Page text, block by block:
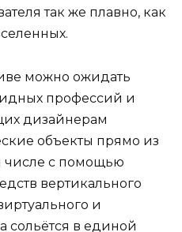
так же плавно, как
можно ожидать
профессий и
дизайнерам
объекты прямо из
числе с помощью
вертикального
и
сольётся в единой